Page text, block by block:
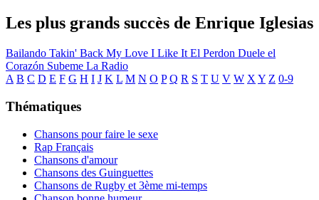
Les plus grands succès de Enrique Iglesias
Bailando Takin' Back My Love I Like It El Perdon Duele el
Corazón Subeme La Radio
A B C D E F G H I J K L M N O P Q R S T U V W X Y Z 0-9
Thématiques
Chansons pour faire le sexe
Rap Français
Chansons d'amour
Chansons des Guinguettes
Chansons de Rugby et 3ème mi-temps